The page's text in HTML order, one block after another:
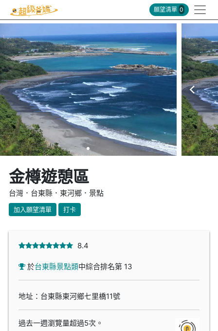
願望清單 0
金樽遊憩區
台灣．台東縣．東河鄉．景點
加入願望清單 打卡
8.4
於台東縣景點類中綜合排名第 13
地址：台東縣東河鄉七里橋11號
過去一週瀏覽量超過5次。